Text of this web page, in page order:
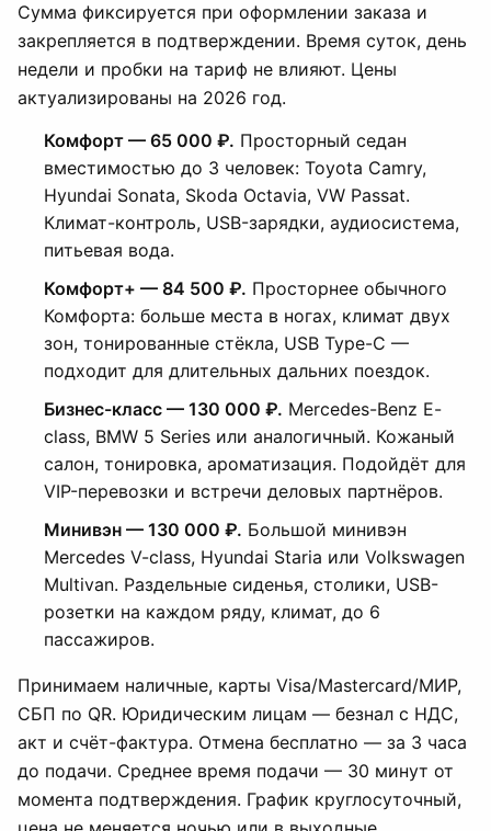
Сумма фиксируется при оформлении заказа и
закрепляется в подтверждении. Время суток, день
недели и пробки на тариф не влияют. Цены
актуализированы на 2026 год.
Комфорт — 65 000 ₽. Просторный седан
вместимостью до 3 человек: Toyota Camry,
Hyundai Sonata, Skoda Octavia, VW Passat.
Климат-контроль, USB-зарядки, аудиосистема,
питьевая вода.
Комфорт+ — 84 500 ₽. Просторнее обычного
Комфорта: больше места в ногах, климат двух
зон, тонированные стёкла, USB Type-C —
подходит для длительных дальних поездок.
Бизнес-класс — 130 000 ₽. Mercedes-Benz E-
class, BMW 5 Series или аналогичный. Кожаный
салон, тонировка, ароматизация. Подойдёт для
VIP-перевозки и встречи деловых партнёров.
Минивэн — 130 000 ₽. Большой минивэн
Mercedes V-class, Hyundai Staria или Volkswagen
Multivan. Раздельные сиденья, столики, USB-
розетки на каждом ряду, климат, до 6
пассажиров.
Принимаем наличные, карты Visa/Mastercard/МИР,
СБП по QR. Юридическим лицам — безнал с НДС,
акт и счёт-фактура. Отмена бесплатно — за 3 часа
до подачи. Среднее время подачи — 30 минут от
момента подтверждения. График круглосуточный,